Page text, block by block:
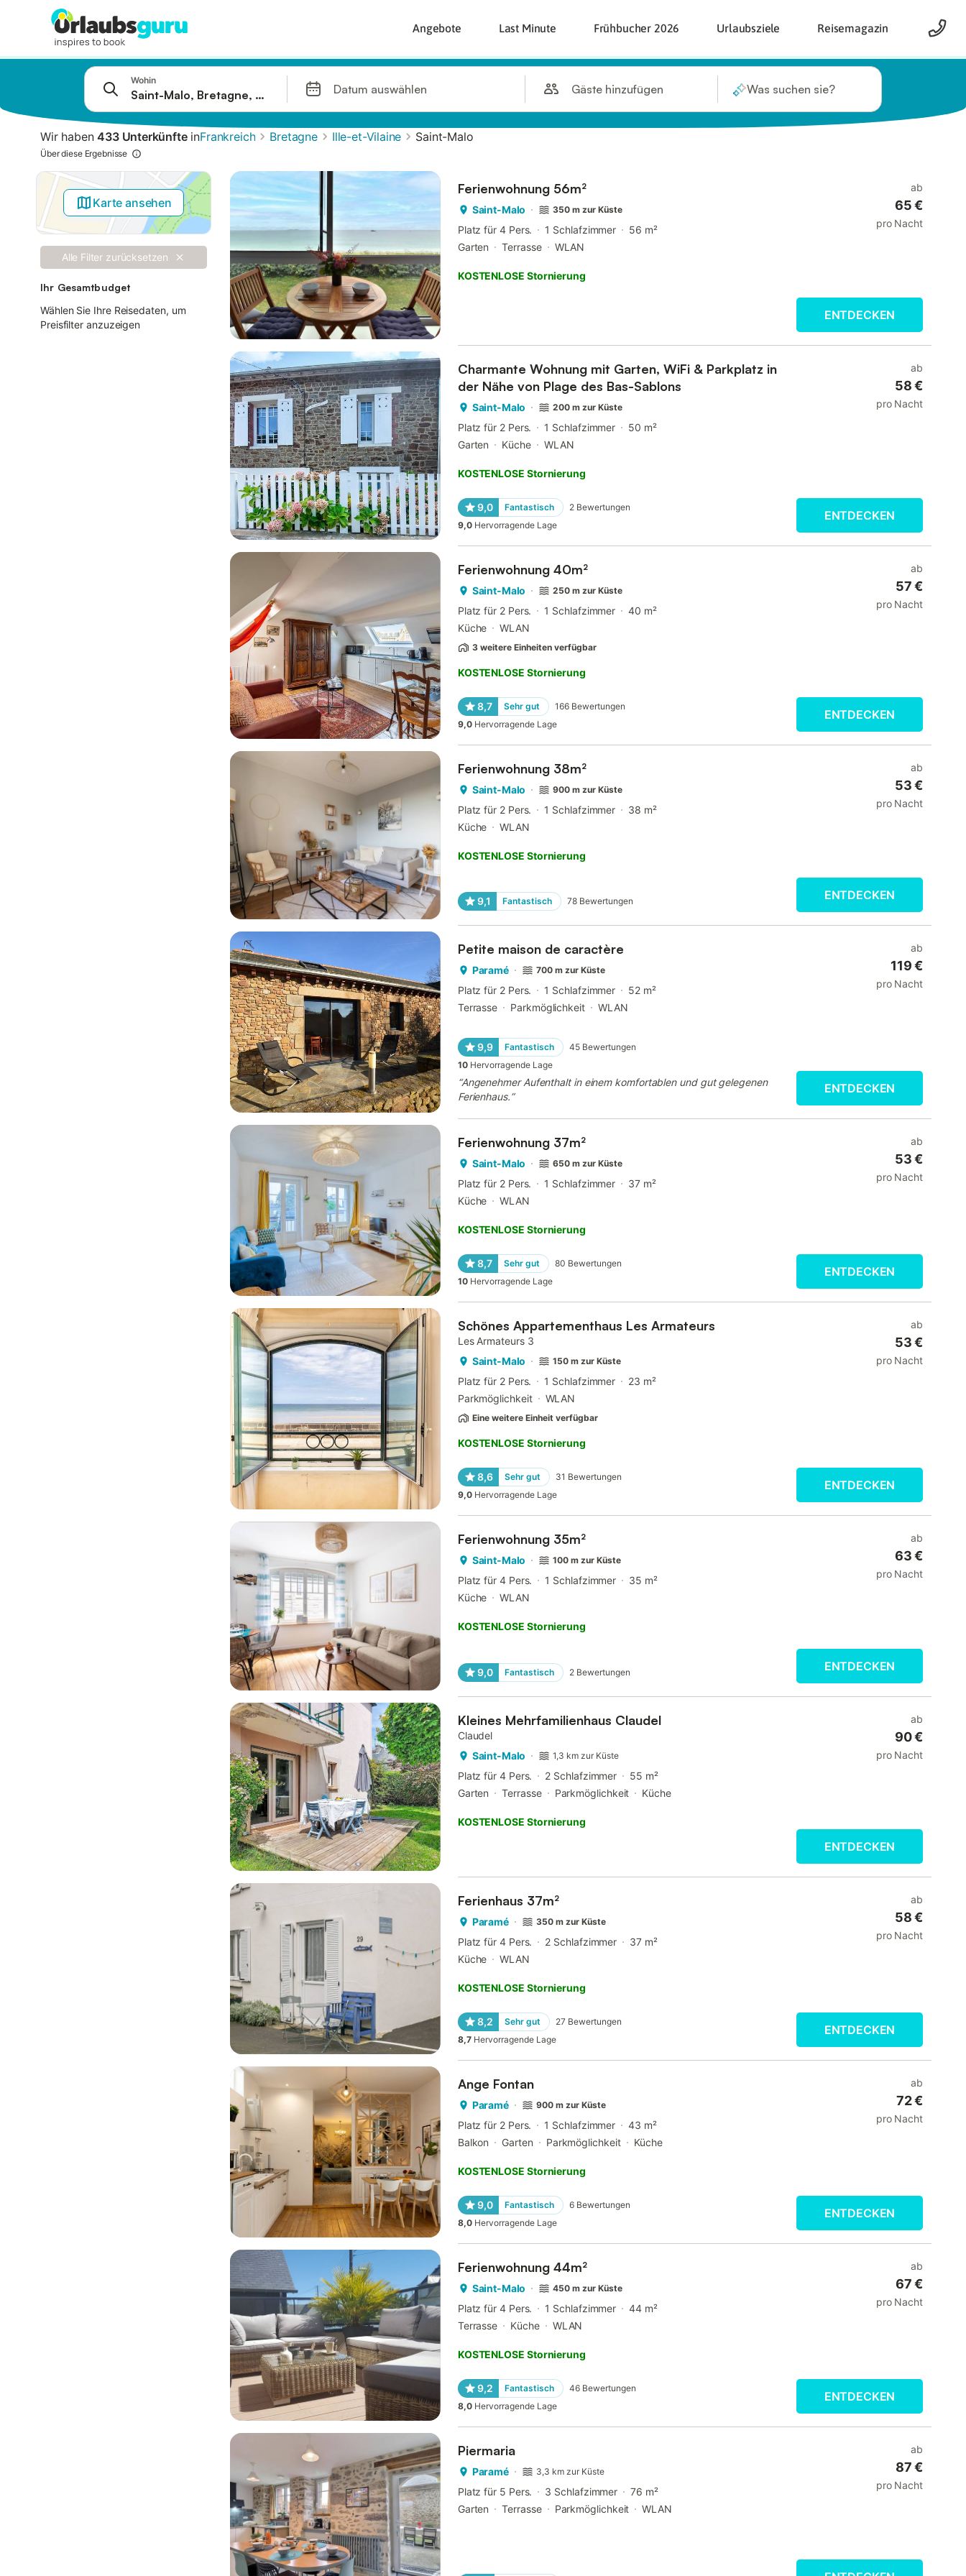
Angebote Last Minute Frühbucher 2026 Urlaubsziele Reisemagazin
Filter
Angebote
Wohin
Datum auswählen Gäste hinzufügen Was suchen sie?
Wir haben433 UnterkünfteinFrankreich Bretagne Ille-et-Vilaine Saint-Malo
Über diese Ergebnisse
Karte ansehen
Alle Filter zurücksetzen
Ihr Gesamtbudget
Wählen Sie Ihre Reisedaten, um
Preisfilter anzuzeigen
Ferienwohnung 56m²
Saint-Malo 350 m zur Küste
Platz für 4 Pers. 1 Schlafzimmer
56 m²
Garten
Terrasse WLAN
KOSTENLOSE Stornierung
ab
65 €
pro Nacht
ENTDECKEN
Charmante Wohnung mit Garten, WiFi & Parkplatz in
der Nähe von Plage des Bas-Sablons
Saint-Malo 200 m zur Küste
Platz für 2 Pers. 1 Schlafzimmer
50 m²
Garten
Küche WLAN
KOSTENLOSE Stornierung
9,0 Fantastisch 2 Bewertungen
9,0 Hervorragende Lage
ab
58 €
pro Nacht
ENTDECKEN
Ferienwohnung 40m²
Saint-Malo 250 m zur Küste
Platz für 2 Pers. 1 Schlafzimmer
40 m²
Küche
WLAN
3 weitere Einheiten verfügbar
KOSTENLOSE Stornierung
8,7 Sehr gut 166 Bewertungen
9,0 Hervorragende Lage
ab
57 €
pro Nacht
ENTDECKEN
Ferienwohnung 38m²
Saint-Malo 900 m zur Küste
Platz für 2 Pers. 1 Schlafzimmer
38 m²
Küche
WLAN
KOSTENLOSE Stornierung
9,1 Fantastisch 78 Bewertungen
ab
53 €
pro Nacht
ENTDECKEN
Petite maison de caractère
Paramé 700 m zur Küste
Platz für 2 Pers. 1 Schlafzimmer
52 m²
Terrasse
Parkmöglichkeit WLAN
9,9 Fantastisch 45 Bewertungen
10 Hervorragende Lage
“Angenehmer Aufenthalt in einem komfortablen und gut gelegenen
Ferienhaus.”
ab
119 €
pro Nacht
ENTDECKEN
Ferienwohnung 37m²
Saint-Malo 650 m zur Küste
Platz für 2 Pers. 1 Schlafzimmer
37 m²
Küche
WLAN
KOSTENLOSE Stornierung
8,7 Sehr gut 80 Bewertungen
10 Hervorragende Lage
ab
53 €
pro Nacht
ENTDECKEN
Schönes Appartementhaus Les Armateurs
Les Armateurs 3
Saint-Malo
150 m zur Küste
Platz für 2 Pers. 1 Schlafzimmer
23 m²
Parkmöglichkeit
WLAN
Eine weitere Einheit verfügbar
KOSTENLOSE Stornierung
8,6 Sehr gut 31 Bewertungen
9,0 Hervorragende Lage
ab
53 €
pro Nacht
ENTDECKEN
Ferienwohnung 35m²
Saint-Malo 100 m zur Küste
Platz für 4 Pers. 1 Schlafzimmer
35 m²
Küche
WLAN
KOSTENLOSE Stornierung
9,0 Fantastisch 2 Bewertungen
ab
63 €
pro Nacht
ENTDECKEN
Kleines Mehrfamilienhaus Claudel
Claudel
Saint-Malo
1,3 km zur Küste
Platz für 4 Pers. 2 Schlafzimmer
55 m²
Garten
Terrasse Parkmöglichkeit Küche
KOSTENLOSE Stornierung
ab
90 €
pro Nacht
ENTDECKEN
Ferienhaus 37m²
Paramé 350 m zur Küste
Platz für 4 Pers. 2 Schlafzimmer
37 m²
Küche
WLAN
KOSTENLOSE Stornierung
8,2 Sehr gut 27 Bewertungen
8,7 Hervorragende Lage
ab
58 €
pro Nacht
ENTDECKEN
Ange Fontan
Paramé 900 m zur Küste
Platz für 2 Pers. 1 Schlafzimmer
43 m²
Balkon
Garten Parkmöglichkeit Küche
KOSTENLOSE Stornierung
9,0 Fantastisch 6 Bewertungen
8,0 Hervorragende Lage
ab
72 €
pro Nacht
ENTDECKEN
Ferienwohnung 44m²
Saint-Malo 450 m zur Küste
Platz für 4 Pers. 1 Schlafzimmer
44 m²
Terrasse
Küche WLAN
KOSTENLOSE Stornierung
9,2 Fantastisch 46 Bewertungen
8,0 Hervorragende Lage
ab
67 €
pro Nacht
ENTDECKEN
Piermaria
Paramé 3,3 km zur Küste
Platz für 5 Pers. 3 Schlafzimmer
76 m²
Garten
Terrasse Parkmöglichkeit WLAN
ab
87 €
pro Nacht